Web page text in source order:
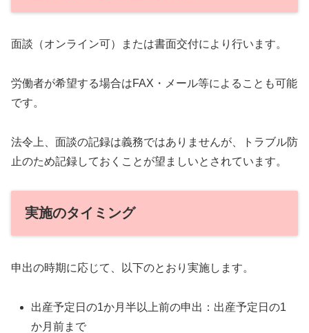
面談（オンライン可）または書面交付により行います。
労働者が希望する場合はFAX・メール等によることも可能
です。
法令上、面談の記録は義務ではありませんが、トラブル防
止のため記録しておくことが望ましいとされています。
実施のタイミング
申出の時期に応じて、以下のとおり実施します。
出産予定日の1か月半以上前の申出：出産予定日の1
か月前まで